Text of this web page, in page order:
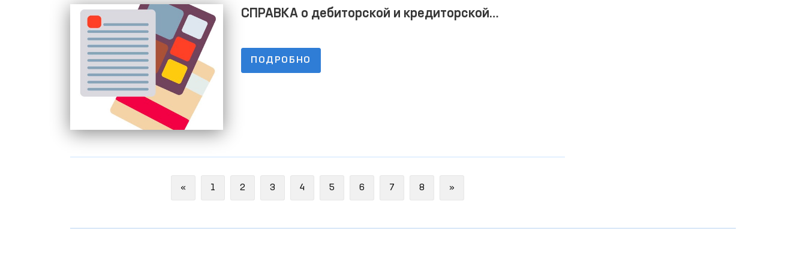
СПРАВКА о дебиторской и кредиторской
ПОДРОБНО
« Previous
1 2 3 4 5 6 7 8 »